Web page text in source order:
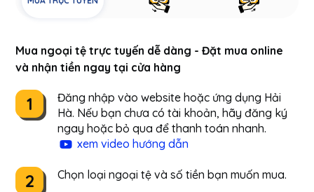
Mua ngoại tệ trực tuyến dễ dàng - Đặt mua online
và nhận tiền ngay tại cửa hàng
1
Đăng nhập vào website hoặc ứng dụng Hải
Hà. Nếu bạn chưa có tài khoản, hãy đăng ký
ngay hoặc bỏ qua để thanh toán nhanh.
xem video hướng dẫn
2 Chọn loại ngoại tệ và số tiền bạn muốn mua.